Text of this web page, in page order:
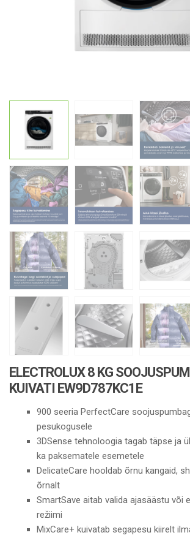
ELECTROLUX 8 KG
KUIVATI EW9D787KC1E
900 seeria PerfectCare
pesukogusele
3DSense tehnoloogia tagab täpse ja
ka paksematele esemetele
DelicateCare hooldab õrnu kangaid,
õrnalt
SmartSave aitab valida ajasäästu või
režiimi
MixCare+ kuivatab segapesu kiirelt